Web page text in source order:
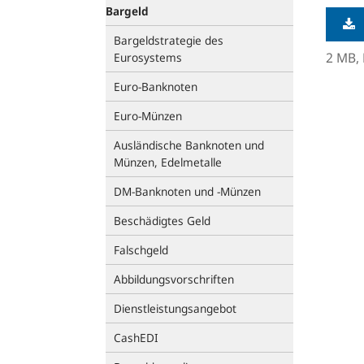
Bargeld
Bargeldstrategie des
Eurosystems
Euro-Banknoten
Euro-Münzen
Ausländische Banknoten und
Münzen, Edelmetalle
DM-Banknoten und -Münzen
Beschädigtes Geld
Falschgeld
Abbildungsvorschriften
Dienstleistungsangebot
CashEDI
2 MB,